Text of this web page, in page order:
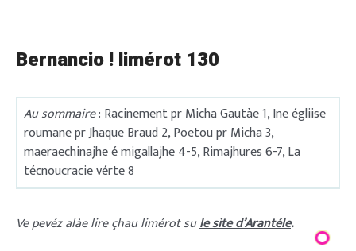
Bernancio ! limérot 130
Au sommaire: Racinement pr Micha Gautàe 1, Ine égliise
roumane pr Jhaque Braud 2, Poetou pr Micha 3,
maeraechinajhe é migallajhe 4-5, Rimajhures 6-7, La
técnoucracie vérte 8
Ve pevéz alàe lire çhau limérot sule site d’Arantéle.